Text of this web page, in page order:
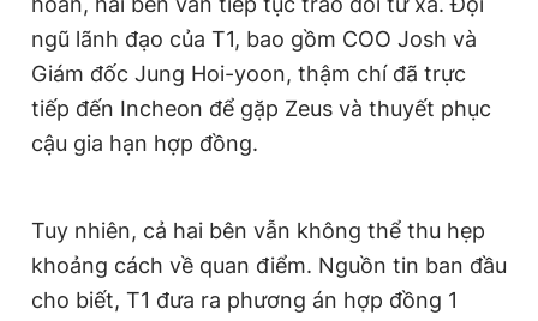
ngũ lãnh đạo của T1, bao gồm COO Josh và
Giám đốc Jung Hoi-yoon, thậm chí đã trực
tiếp đến Incheon để gặp Zeus và thuyết phục
cậu gia hạn hợp đồng.
Tuy nhiên, cả hai bên vẫn không thể thu hẹp
khoảng cách về quan điểm. Nguồn tin ban đầu
cho biết, T1 đưa ra phương án hợp đồng 1